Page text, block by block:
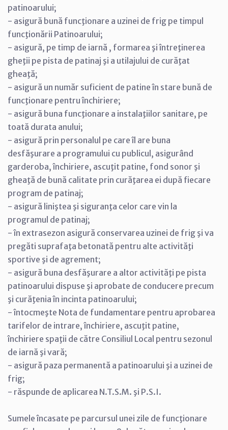
patinoarului;
- asigură bună funcţionare a uzinei de frig pe timpul
funcţionării Patinoarului;
- asigură, pe timp de iarnă , formarea şi întreţinerea
gheţii pe pista de patinaj şi a utilajului de curăţat
gheaţă;
- asigură un număr suficient de patine în stare bună de
funcţionare pentru închiriere;
- asigură buna funcţionare a instalaţiilor sanitare, pe
toată durata anului;
- asigură prin personalul pe care îl are buna
desfăşurare a programului cu publicul, asigurând
garderoba, închiriere, ascuţit patine, fond sonor şi
gheaţă de bună calitate prin curăţarea ei după fiecare
program de patinaj;
- asigură liniştea şi siguranţa celor care vin la
programul de patinaj;
- în extrasezon asigură conservarea uzinei de frig şi va
pregăti suprafaţa betonată pentru alte activităţi
sportive şi de agrement;
- asigură buna desfăşurare a altor activităţi pe pista
patinoarului dispuse şi aprobate de conducere precum
şi curăţenia în incinta patinoarului;
- întocmeşte Nota de fundamentare pentru aprobarea
tarifelor de intrare, închiriere, ascuţit patine,
închiriere spaţii de către Consiliul Local pentru sezonul
de iarnă şi vară;
- asigură paza permanentă a patinoarului şi a uzinei de
frig;
- răspunde de aplicarea N.T.S.M. şi P.S.I.
Sumele încasate pe parcursul unei zile de funcţionare